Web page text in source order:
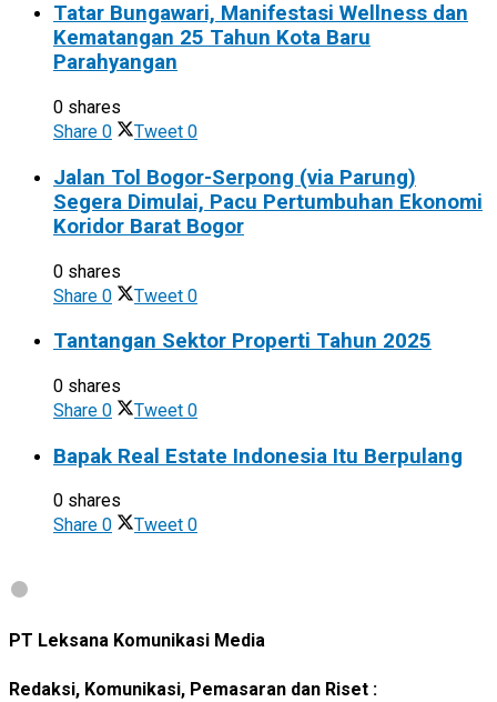
Tatar Bungawari, Manifestasi Wellness dan
Kematangan 25 Tahun Kota Baru
Parahyangan
0 shares
Share 0 Tweet 0
Jalan Tol Bogor-Serpong (via Parung)
Segera Dimulai, Pacu Pertumbuhan Ekonomi
Koridor Barat Bogor
0 shares
Share 0 Tweet 0
Tantangan Sektor Properti Tahun 2025
0 shares
Share 0 Tweet 0
Bapak Real Estate Indonesia Itu Berpulang
0 shares
Share 0 Tweet 0
PT Leksana Komunikasi Media
Redaksi, Komunikasi, Pemasaran dan Riset :